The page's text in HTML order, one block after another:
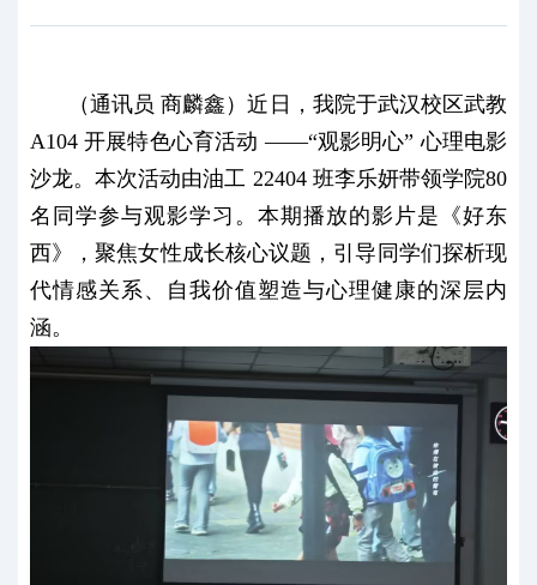
（通讯员 商麟鑫）近日，我院于武汉校区武教
A104 开展特色心育活动 ——“观影明心” 心理电影
沙龙。本次活动由油工 22404 班李乐妍带领学院80
名同学参与观影学习。本期播放的影片是《好东
西》，聚焦女性成长核心议题，引导同学们探析现
代情感关系、自我价值塑造与心理健康的深层内
涵。